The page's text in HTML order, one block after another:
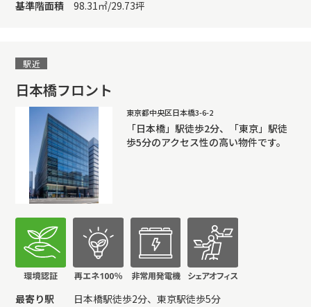
基準階面積
98.31㎡/29.73坪
駅近
日本橋フロント
東京都中央区日本橋3-6-2
「日本橋」駅徒歩2分、「東京」駅徒
歩5分のアクセス性の高い物件です。
最寄り駅
日本橋駅徒歩2分、東京駅徒歩5分